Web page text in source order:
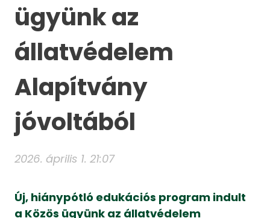
ügyünk az
állatvédelem
Alapítvány
jóvoltából
2026. április 1. 21:07
Új, hiánypótló edukációs program indult
a Közös ügyünk az állatvédelem